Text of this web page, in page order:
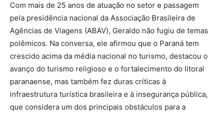
Com mais de 25 anos de atuação no setor e passagem
pela presidência nacional da Associação Brasileira de
Agências de Viagens (ABAV), Geraldo não fugiu de temas
polêmicos. Na conversa, ele afirmou que o Paraná tem
crescido acima da média nacional no turismo, destacou o
avanço do turismo religioso e o fortalecimento do litoral
paranaense, mas também fez duras críticas à
infraestrutura turística brasileira e à insegurança pública,
que considera um dos principais obstáculos para a